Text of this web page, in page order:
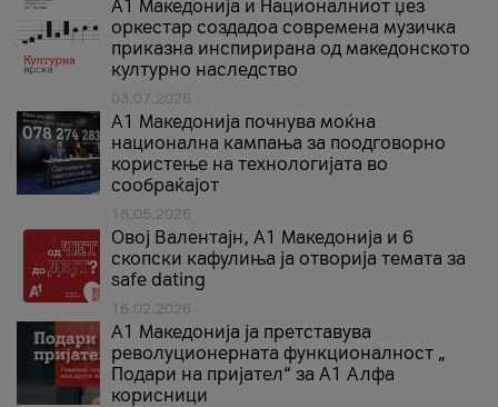
А1 Македонија и Националниот џез
оркестар создадоа современа музичка
приказна инспирирана од македонското
културно наследство
03.07.2026
A1 Македонија почнува моќна
национална кампања за поодговорно
користење на технологијата во
сообраќајот
18.05.2026
Овој Валентајн, A1 Македонија и 6
скопски кафулиња ја отворија темата за
safe dating
16.02.2026
А1 Македонија ја претставува
револуционерната функционалност „
Подари на пријател“ за А1 Алфа
корисници